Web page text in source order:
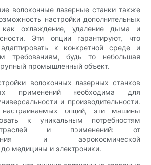
волоконные лазерные станки также
настройки дополнительных
как охлаждение, удаление дыма и
Эти опции гарантируют, что
к конкретной среде и
требованиям, будь то небольшая
промышленный объект.
волоконных лазерных станков
применений необходима для
и производительности.
опций, эти машины
к уникальным потребностям
и применений: от
и аэрокосмической
медицины и электроники.